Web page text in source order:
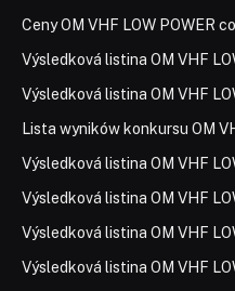
Ceny OM VHF LOW POWER
Výsledková listina OM VHF
Výsledková listina OM VHF
Lista wyników konkursu OM
Výsledková listina OM VHF
Výsledková listina OM VHF
Výsledková listina OM VHF
Výsledková listina OM VHF